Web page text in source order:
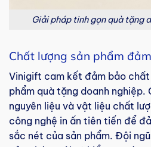
Giải pháp tinh gọn quà tặng
Chất lượng sản phẩm
Vinigift cam kết đảm bảo
phẩm quà tặng doanh nghiệp.
nguyên liệu và vật liệu chất
công nghệ in ấn tiên tiến để
sắc nét của sản phẩm. Đội